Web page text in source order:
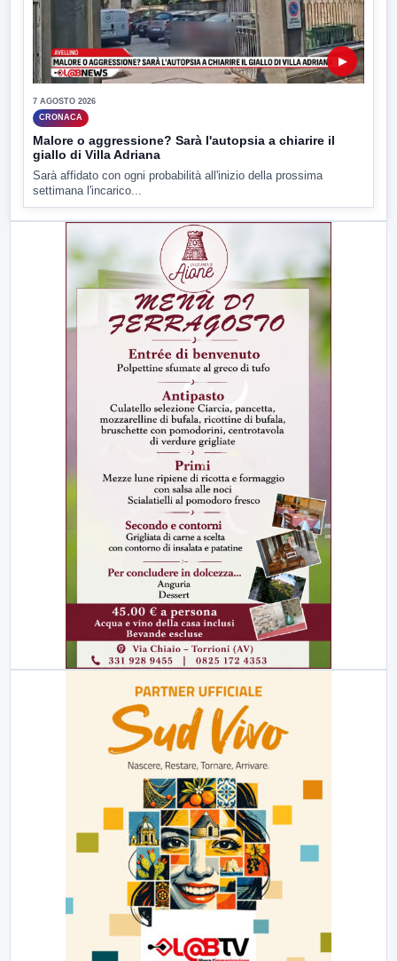
▶
7 AGOSTO 2026
CRONACA
Malore o aggressione? Sarà l'autopsia a chiarire il
giallo di Villa Adriana
Sarà affidato con ogni probabilità all'inizio della prossima
settimana l'incarico...